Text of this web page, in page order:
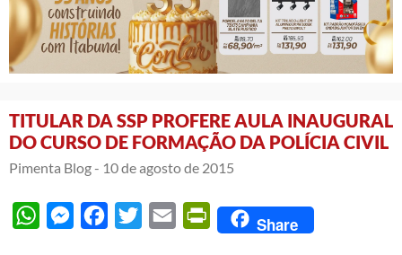
TITULAR DA SSP PROFERE AULA INAUGURAL
DO CURSO DE FORMAÇÃO DA POLÍCIA CIVIL
Pimenta Blog - 10 de agosto de 2015
WhatsAppMessengerFacebook
Twitter Email PrintFriendly
Share